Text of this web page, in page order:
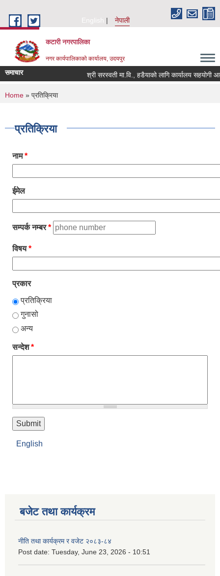
English
नेपाली
कटारी नगरपालिका
नगर कार्यपालिकाको कार्यालय, उदयपुर
समाचार श्री सरस्वती मा.वि., हडैयाको लागि कार्यालय सहयोगी
You are here
Home » प्रतिक्रिया
प्रतिक्रिया
नाम*
ईमेल
सम्पर्क नम्बर*
विषय*
प्रकार
प्रतिक्रिया
गुनासो
अन्य
सन्देश*
English
बजेट तथा कार्यक्रम
नीति तथा कार्यक्रम र वजेट २०८३-८४
Post date: Tuesday, June 23, 2026 - 10:51